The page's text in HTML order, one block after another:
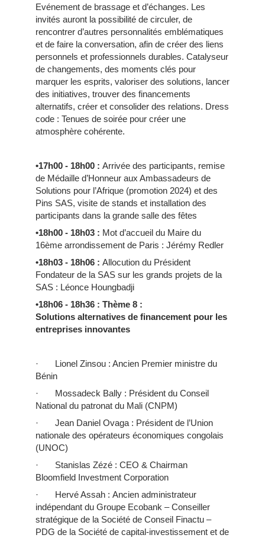
Evénement de brassage et d’échanges. Les
invités auront la possibilité de circuler, de
rencontrer d’autres personnalités emblématiques
et de faire la conversation, afin de créer des liens
personnels et professionnels durables. Catalyseur
de changements, des moments clés pour
marquer les esprits, valoriser des solutions, lancer
des initiatives, trouver des financements
alternatifs, créer et consolider des relations. Dress
code : Tenues de soirée pour créer une
atmosphère cohérente.
•17h00 - 18h00 : Arrivée des participants, remise
de Médaille d’Honneur aux Ambassadeurs de
Solutions pour l’Afrique (promotion 2024) et des
Pins SAS, visite de stands et installation des
participants dans la grande salle des fêtes
•18h00 - 18h03 : Mot d’accueil du Maire du
16ème arrondissement de Paris : Jérémy Redler
•18h03 - 18h06 : Allocution du Président
Fondateur de la SAS sur les grands projets de la
SAS : Léonce Houngbadji
•18h06 - 18h36 : Thème 8 :
Solutions alternatives de financement pour les
entreprises innovantes
· Lionel Zinsou : Ancien Premier ministre du
Bénin
· Mossadeck Bally : Président du Conseil
National du patronat du Mali (CNPM)
· Jean Daniel Ovaga : Président de l’Union
nationale des opérateurs économiques congolais
(UNOC)
· Stanislas Zézé : CEO & Chairman
Bloomfield Investment Corporation
· Hervé Assah : Ancien administrateur
indépendant du Groupe Ecobank – Conseiller
stratégique de la Société de Conseil Finactu –
PDG de la Société de capital-investissement et de